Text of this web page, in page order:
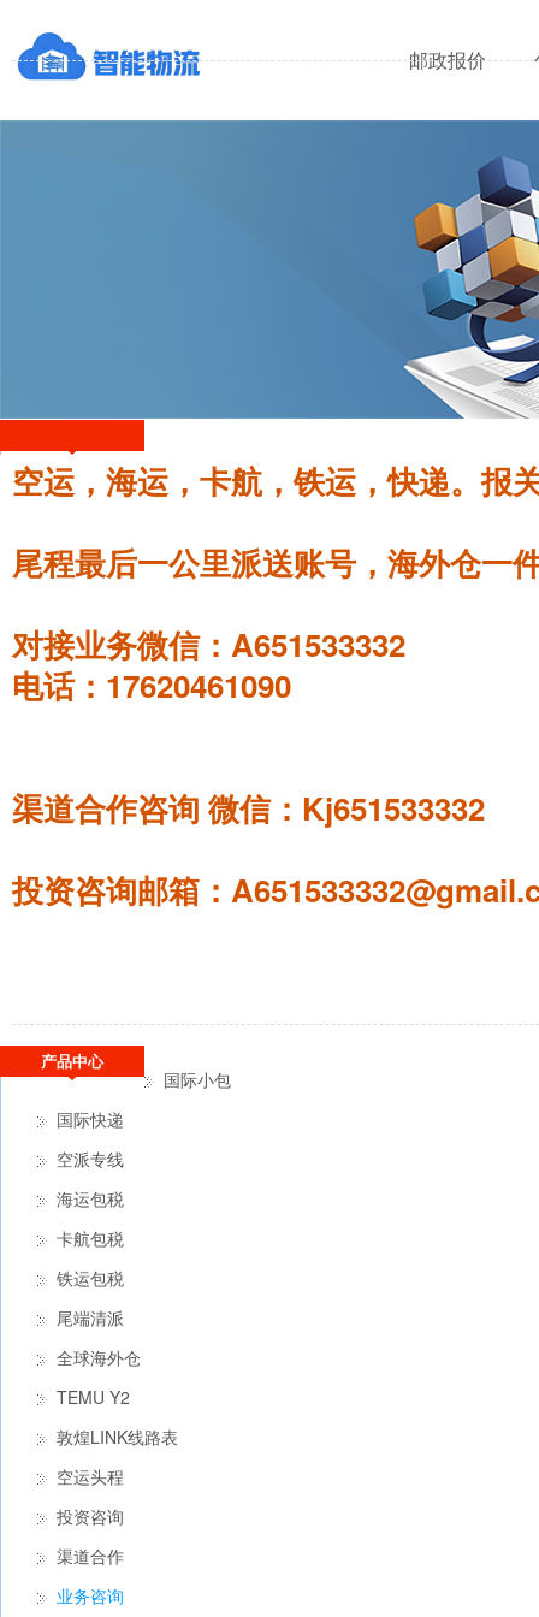
邮政报价
空运，海运，卡航，铁运，快递。报
尾程最后一公里派送账号，海外仓一
对接业务微信：A651533332
电话：17620461090
渠道合作咨询 微信：Kj651533332
投资咨询邮箱：
产品中心
国际小包
国际快递
空派专线
海运包税
卡航包税
铁运包税
尾端清派
全球海外仓
TEMU Y2
敦煌LINK线路表
空运头程
投资咨询
渠道合作
业务咨询